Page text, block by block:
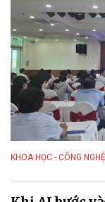
KHOA HỌC - CÔNG NGHỆ